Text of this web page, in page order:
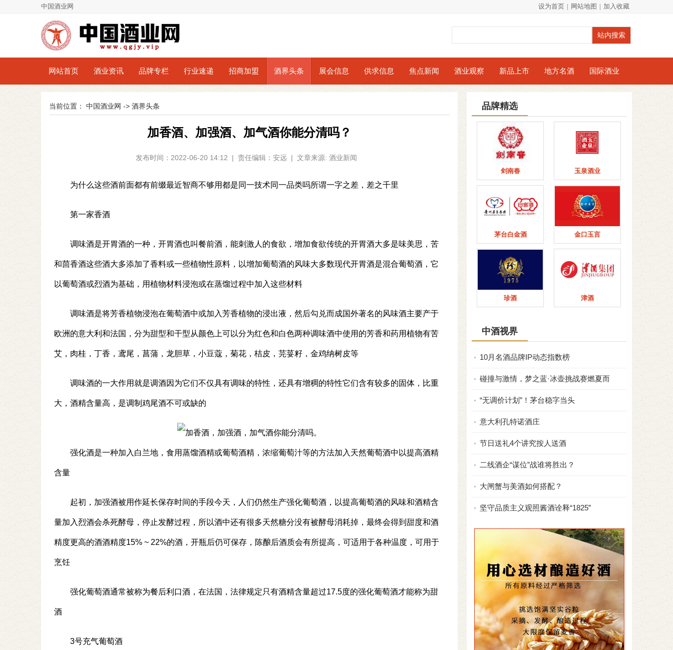
中国酒业网 设为首页 | 网站地图 | 加入收藏
网站首页 酒业资讯 品牌专栏 行业速递 招商加盟 酒界头条 展会信息 供求信息 焦点新闻 酒业观察 新品上市 地方名酒 国际酒业
当前位置： 中国酒业网 -> 酒界头条
加香酒、加强酒、加气酒你能分清吗？
发布时间：2022-06-20 14:12 | 责任编辑：安远 | 文章来源: 酒业新闻
为什么这些酒前面都有前缀最近智商不够用都是同一技术同一品类吗所谓一字之差，差之千里
第一家香酒
调味酒是开胃酒的一种，开胃酒也叫餐前酒，能刺激人的食欲，增加食欲传统的开胃酒大多是味美思，苦
和茴香酒这些酒大多添加了香料或一些植物性原料，以增加葡萄酒的风味大多数现代开胃酒是混合葡萄酒，它
以葡萄酒或烈酒为基础，用植物材料浸泡或在蒸馏过程中加入这些材料
调味酒是将芳香植物浸泡在葡萄酒中或加入芳香植物的浸出液，然后勾兑而成国外著名的风味酒主要产于
欧洲的意大利和法国，分为甜型和干型从颜色上可以分为红色和白色两种调味酒中使用的芳香和药用植物有苦
艾，肉桂，丁香，鸢尾，菖蒲，龙胆草，小豆蔻，菊花，桔皮，芫荽籽，金鸡纳树皮等
调味酒的一大作用就是调酒因为它们不仅具有调味的特性，还具有增稠的特性它们含有较多的固体，比重
大，酒精含量高，是调制鸡尾酒不可或缺的
强化酒是一种加入白兰地，食用蒸馏酒精或葡萄酒精，浓缩葡萄汁等的方法加入天然葡萄酒中以提高酒精
含量
起初，加强酒被用作延长保存时间的手段今天，人们仍然生产强化葡萄酒，以提高葡萄酒的风味和酒精含
量加入烈酒会杀死酵母，停止发酵过程，所以酒中还有很多天然糖分没有被酵母消耗掉，最终会得到甜度和酒
精度更高的酒酒精度15% ~ 22%的酒，开瓶后仍可保存，陈酿后酒质会有所提高，可适用于各种温度，可用于
烹饪
强化葡萄酒通常被称为餐后利口酒，在法国，法律规定只有酒精含量超过17.5度的强化葡萄酒才能称为甜
酒
3号充气葡萄酒
品牌精选
剑南春 玉泉酒业
茅台白金酒 金口玉言
珍酒 津酒
中酒视界
10月名酒品牌IP动态指数榜
碰撞与激情，梦之蓝·冰壶挑战赛燃夏而
“无调价计划”！茅台稳字当头
意大利孔特诺酒庄
节日送礼4个讲究按人送酒
二线酒企“谋位”战谁将胜出？
大闸蟹与美酒如何搭配？
坚守品质主义观照酱酒诠释“1825”